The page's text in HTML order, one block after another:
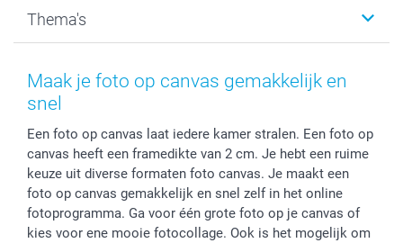
Kaarten
Bestelproces
Herroepingsrecht
Privacy
Reviews
Prijslijst
Investor Relations
Tevredenheidsgarantie
Mijn orderstatus
smartbonus
service@smartphoto.nl
Affiliate partnerprogramma
Partnerships
Influencer partnerprogramma
Thema's
Baby
Moederdag
Huwelijk
Maak je foto op canvas gemakkelijk en
snel
Een foto op canvas laat iedere kamer stralen. Een foto op
canvas heeft een framedikte van 2 cm. Je hebt een ruime
keuze uit diverse formaten foto canvas. Je maakt een
foto op canvas gemakkelijk en snel zelf in het online
fotoprogramma. Ga voor één grote foto op je canvas of
kies voor ene mooie fotocollage. Ook is het mogelijk om